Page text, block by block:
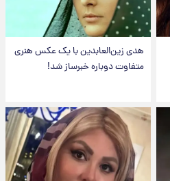
هدی زین‌العابدین با یک عکس هنری
متفاوت دوباره خبرساز شد!